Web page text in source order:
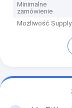
Minimalne
zamówienie
Możliwość Supply